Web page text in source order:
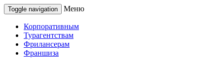
Toggle navigation Меню
Корпоративным
Турагентствам
Фрилансерам
Франшиза